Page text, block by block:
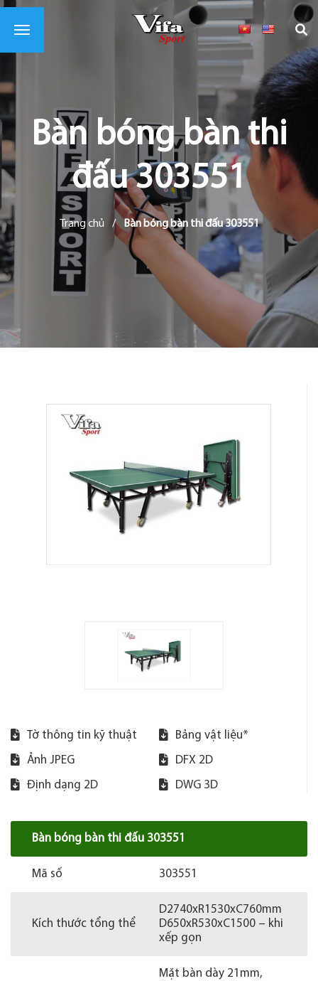
Bàn bóng bàn thi
đấu 303551
Trang chủ / Bàn bóng bàn thi đấu 303551
Tờ thông tin kỹ thuật Bảng vật liệu*
Ảnh JPEG DFX 2D
Định dạng 2D DWG 3D
Bàn bóng bàn thi đấu 303551
Mã số 303551
Kích thước tổng thể
D2740xR1530xC760mm
D650xR530xC1500 – khi
xếp gọn
Mặt bàn dày 21mm,